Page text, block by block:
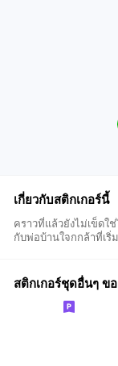
เกี่ยวกับสติกเกอร์นี้
คราวที่แล้วยังไม่เข็ดใ
กับพ่อบ้านใจกกล้าที่เริ่
สติกเกอร์ชุดอื่นๆ ข